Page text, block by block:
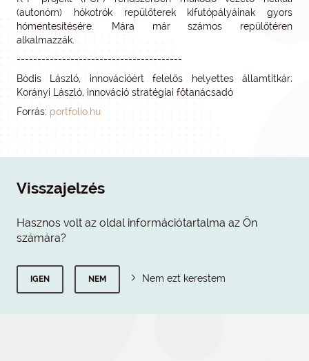
(autonóm) hókotrók repülőterek kifutópályáinak gyors
hómentesítésére. Mára már számos repülőtéren
alkalmazzák.
----------------------------------------
Bódis László, innovációért felelős helyettes államtitkár;
Korányi László, innováció stratégiai főtanácsadó
Forrás: portfolio.hu
Visszajelzés
Hasznos volt az oldal információtartalma az Ön
számára?
IGEN NEM Nem ezt kerestem